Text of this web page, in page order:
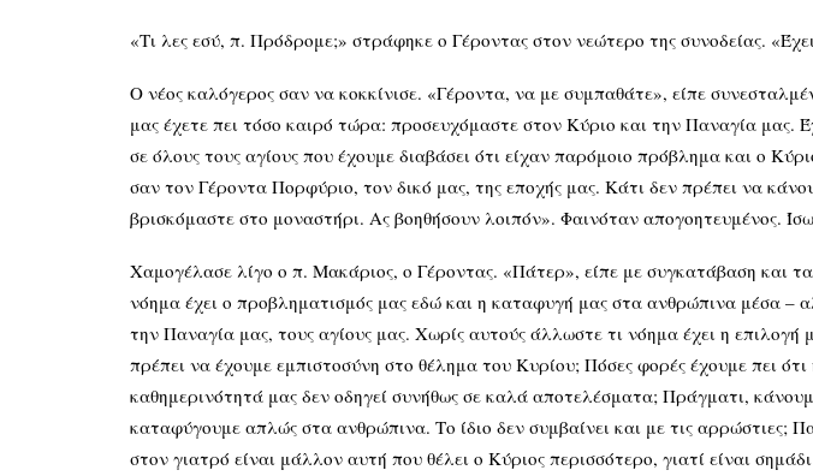
«Τι λες εσύ, π. Πρόδρομε;» στράφηκε ο Γέροντας στον νεώτερο της συνοδείας.
Ο νέος καλόγερος σαν να κοκκίνισε. «Γέροντα, να με συμπαθάτε», είπε
μας έχετε πει τόσο καιρό τώρα: προσευχόμαστε στον Κύριο και την Παναγία
σε όλους τους αγίους που έχουμε διαβάσει ότι είχαν παρόμοιο πρόβλημα και ο
σαν τον Γέροντα Πορφύριο, τον δικό μας, της εποχής μας. Κάτι δεν πρέπει να
βρισκόμαστε στο μοναστήρι. Ας βοηθήσουν λοιπόν». Φαινόταν απογοητευμένος.
Χαμογέλασε λίγο ο π. Μακάριος, ο Γέροντας. «Πάτερ», είπε με συγκατάβαση και
νόημα έχει ο προβληματισμός μας εδώ και η καταφυγή μας στα ανθρώπινα μέσα –
την Παναγία μας, τους αγίους μας. Χωρίς αυτούς άλλωστε τι νόημα έχει η
πρέπει να έχουμε εμπιστοσύνη στο θέλημα του Κυρίου; Πόσες φορές έχουμε πει
καθημερινότητά μας δεν οδηγεί συνήθως σε καλά αποτελέσματα; Πράγματι,
καταφύγουμε απλώς στα ανθρώπινα. Το ίδιο δεν συμβαίνει και με τις
στον γιατρό είναι μάλλον αυτή που θέλει ο Κύριος περισσότερο, γιατί είναι